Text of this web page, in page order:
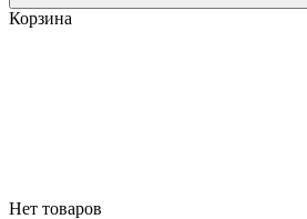
Корзина
Нет товаров